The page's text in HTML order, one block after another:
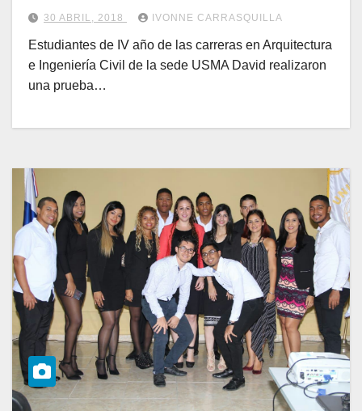
30 ABRIL, 2018 IVONNE CARRASQUILLA
Estudiantes de IV año de las carreras en Arquitectura
e Ingeniería Civil de la sede USMA David realizaron
una prueba…